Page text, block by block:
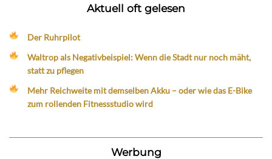
Aktuell oft gelesen
Der Ruhrpilot
Waltrop als Negativbeispiel: Wenn die Stadt nur noch mäht,
statt zu pflegen
Mehr Reichweite mit demselben Akku – oder wie das E-Bike
zum rollenden Fitnessstudio wird
Werbung